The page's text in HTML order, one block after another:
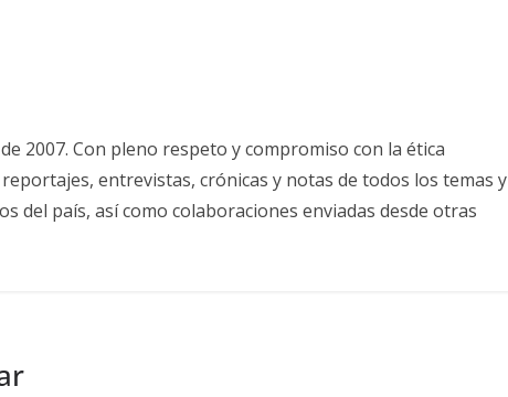
2007. Con pleno respeto y compromiso con la ética
entrevistas, crónicas y notas de todos los temas y
del país, así como colaboraciones enviadas desde otras